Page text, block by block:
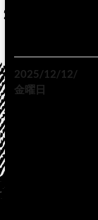
2025/12/12/
金曜日